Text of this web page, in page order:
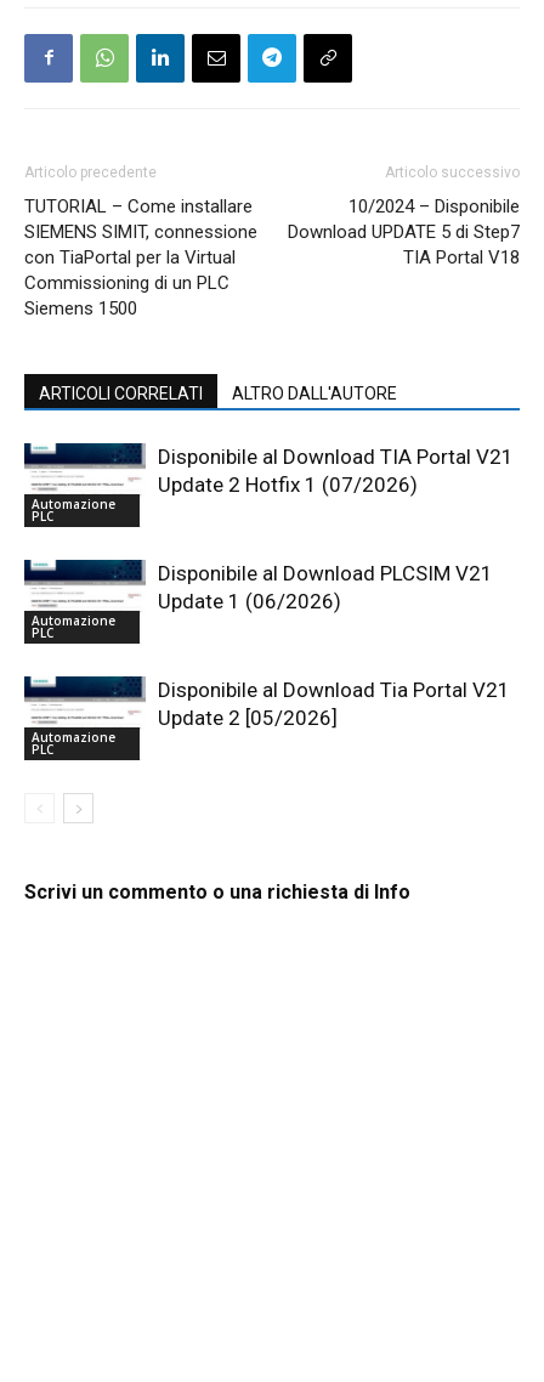
Articolo precedente
TUTORIAL – Come installare
SIEMENS SIMIT, connessione
con TiaPortal per la Virtual
Commissioning di un PLC
Siemens 1500
Articolo successivo
10/2024 – Disponibile
Download UPDATE 5 di Step7
TIA Portal V18
ARTICOLI CORRELATI ALTRO DALL'AUTORE
Automazione
PLC
Disponibile al Download TIA Portal V21
Update 2 Hotfix 1 (07/2026)
Automazione
PLC
Disponibile al Download PLCSIM V21
Update 1 (06/2026)
Automazione
PLC
Disponibile al Download Tia Portal V21
Update 2 [05/2026]
Scrivi un commento o una richiesta di Info